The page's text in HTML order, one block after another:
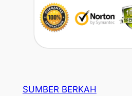
SUMBER BERKAH